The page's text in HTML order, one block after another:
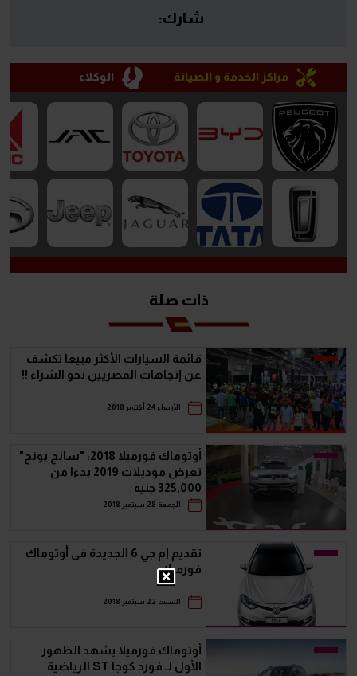
شارك:
مراكز الخدمة و الصيانة الوكلاء
ذات صلة
قائمة السيارات الأكثر مبيعا تكشف
عن إتجاهات المصريين نحو الشراء !!
الأربعاء 24 أكتوبر 2018
أوتوماك فورميلا 2018: "سانج يونج"
تعرض موديلات 2019 بدءا من
325,000 جنيه
الجمعة 28 سبتمبر 2018
تقديم إم جي 6 الجديدة فى أوتوماك
فورميلا
السبت 22 سبتمبر 2018
أوتوماك فورميلا يشهد الظهور
الأول لـ فورد كوجا ST الرياضية